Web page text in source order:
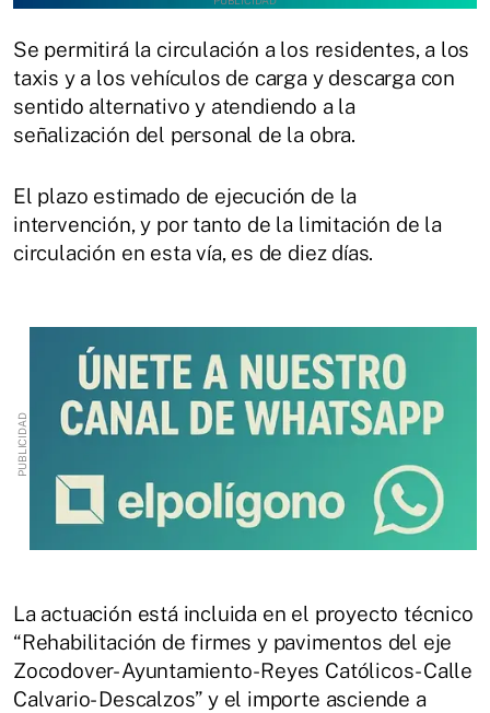
Se permitirá la circulación a los residentes, a los
taxis y a los vehículos de carga y descarga con
sentido alternativo y atendiendo a la
señalización del personal de la obra.
El plazo estimado de ejecución de la
intervención, y por tanto de la limitación de la
circulación en esta vía, es de diez días.
La actuación está incluida en el proyecto técnico
“Rehabilitación de firmes y pavimentos del eje
Zocodover- Ayuntamiento- Reyes Católicos- Calle
Calvario- Descalzos” y el importe asciende a